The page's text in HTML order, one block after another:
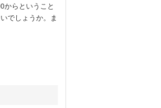
らということ
でしょうか。ま